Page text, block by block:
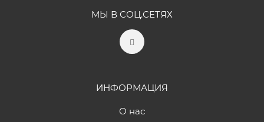
МЫ В СОЦ.СЕТЯХ
ИНФОРМАЦИЯ
О нас